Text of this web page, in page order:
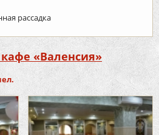
рассадка
«Валенсия»